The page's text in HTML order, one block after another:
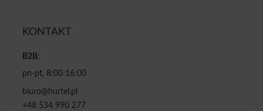
KONTAKT
B2B:
pn-pt, 8:00 16:00
biuro@hurtel.pl
+48 534 990 277